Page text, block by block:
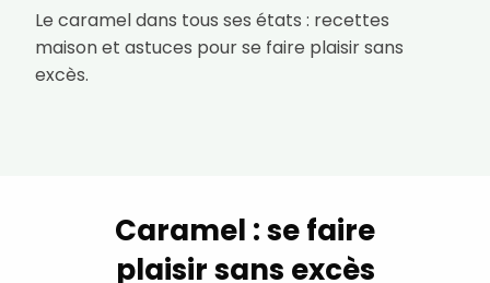
Le caramel dans tous ses états : recettes
maison et astuces pour se faire plaisir sans
excès.
Caramel : se faire
plaisir sans excès